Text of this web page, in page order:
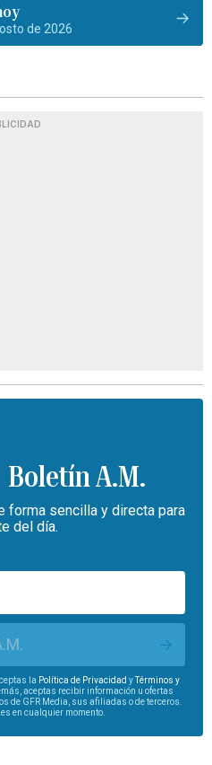
de 2026
Boletín A.M.
forma sencilla y directa para
del día.
la Política de Privacidad yTérminos y
aceptas recibir información u ofertas
de GFR Media, sus afiliadas o de terceros.
en cualquier momento.